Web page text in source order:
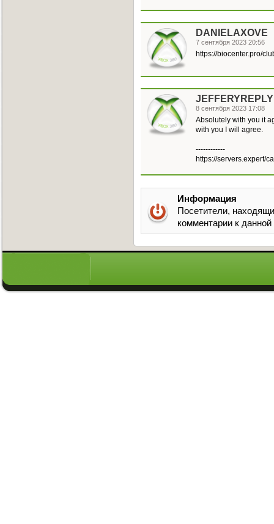
DANIELAXOVE
7 сентября 2023 20:56
https://biocenter.pro/
JEFFERYREPLY
8 сентября 2023 17:08
Absolutely with you it
with you I will agree.
------------
https://servers.expert/
Информация
Посетители,
комментарии к